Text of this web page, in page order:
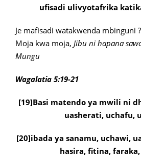
ufisadi ulivyotafrika
Je mafisadi watakwenda mbinguni ?
Moja kwa moja, Jibu ni hapana
Mungu
Wagalatia 5:19-21
[19]Basi matendo ya mwili ni
uasherati, uchafu,
[20]ibada ya sanamu, uchawi,
hasira, fitina,